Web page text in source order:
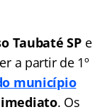
Taubaté SPe
a partir de 1º
município
. Os